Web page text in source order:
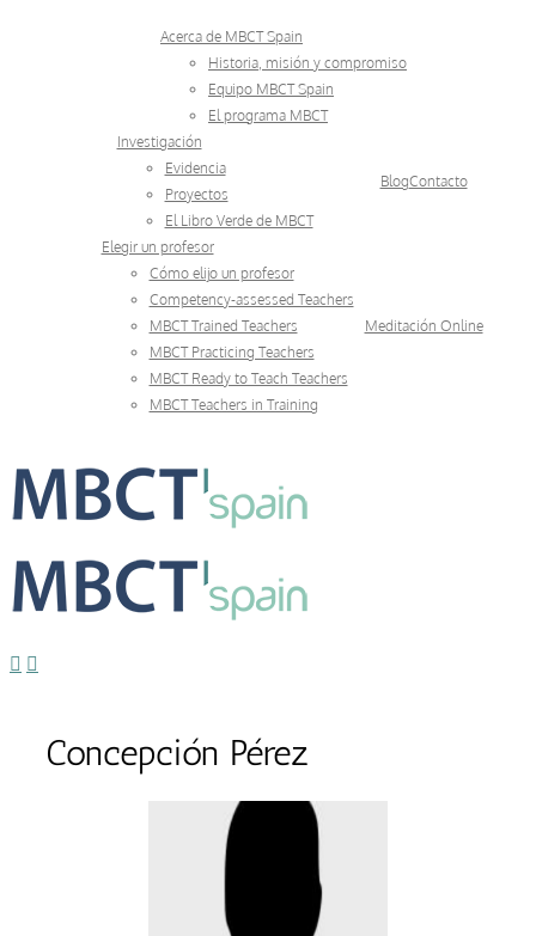
Acerca de MBCT Spain
Historia, misión y compromiso
Equipo MBCT Spain
El programa MBCT
Investigación
Evidencia
Proyectos
El Libro Verde de MBCT
BlogContacto
Elegir un profesor
Cómo elijo un profesor
Competency-assessed Teachers
MBCT Trained Teachers
MBCT Practicing Teachers
MBCT Ready to Teach Teachers
MBCT Teachers in Training
Meditación Online
Concepción Pérez